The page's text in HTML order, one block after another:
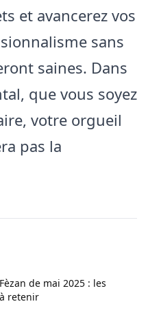
et avancerez vos
sans
saines. Dans
que vous soyez
votre orgueil
pas la
de mai 2025 : les
retenir